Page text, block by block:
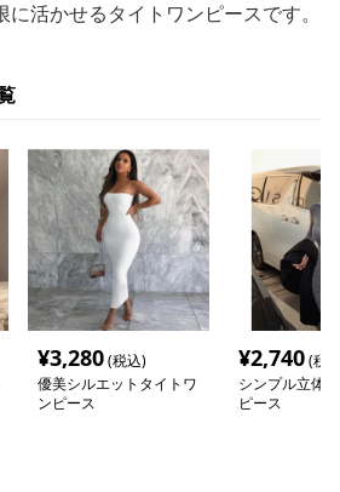
活かせるタイトワンピースです。
¥3,280(税込)
優美シルエットタイトワ
ンピース
¥2,740(税
シンプル立体
ピース